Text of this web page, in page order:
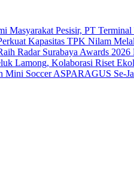
Masyarakat Pesisir, PT
Kapasitas TPK Nilam
Radar Surabaya Awards
Lamong, Kolaborasi Riset
Soccer ASPARAGUS Se-